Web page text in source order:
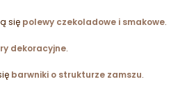
się polewy czekoladowe i smakowe.
dekoracyjne.
barwniki o strukturze zamszu.